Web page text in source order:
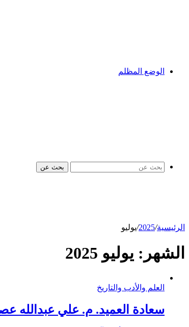
الوضع المظلم
بحث عن
الرئيسية/
2025
/يوليو
الشهر: يوليو 2025
العلم والأدب والتاريخ
سعادة العميد. م. علي عبدالله